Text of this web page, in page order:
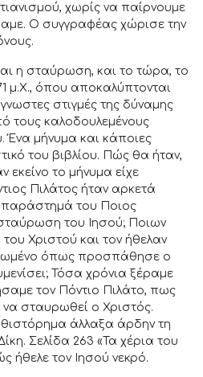
χωρίς να παίρνουμε
Ο συγγραφέας χώρισε την
η σταύρωση, και το τώρα, το
μ.Χ., όπου αποκαλύπτονται
στιγμές της δύναμης
τους καλοδουλεμένους
Ένα μήνυμα και κάποιες
του βιβλίου. Πώς θα ήταν,
εκείνο το μήνυμα είχε
Πιλάτος ήταν αρκετά
παράστημά του Ποιος
σταύρωση του Ιησού; Ποιων
Χριστού και τον ήθελαν
όπως προσπάθησε ο
Τόσα χρόνια ξέραμε
τον Πόντιο Πιλάτο, πως
να σταυρωθεί ο Χριστός.
άλλαξα άρδην τη
Σελίδα 263 «Τα χέρια του
ήθελε τον Ιησού νεκρό.